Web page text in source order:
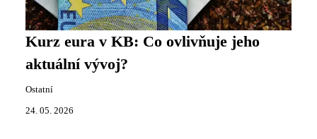
Kurz eura v KB: Co ovlivňuje jeho
aktuální vývoj?
Ostatní
24. 05. 2026